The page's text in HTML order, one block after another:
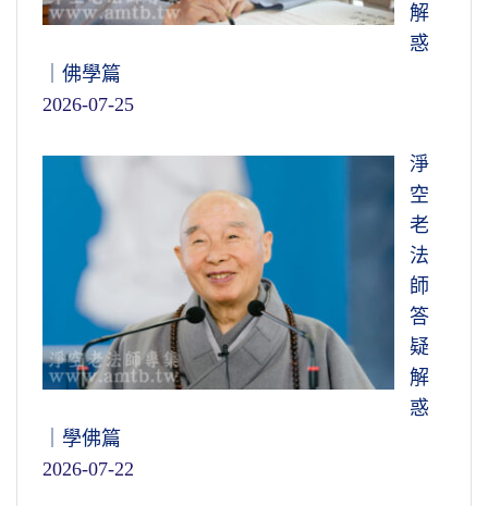
解
惑
｜佛學篇
2026-07-25
淨
空
老
法
師
答
疑
解
惑
｜學佛篇
2026-07-22